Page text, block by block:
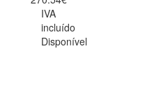
IVA
incluído
Disponível